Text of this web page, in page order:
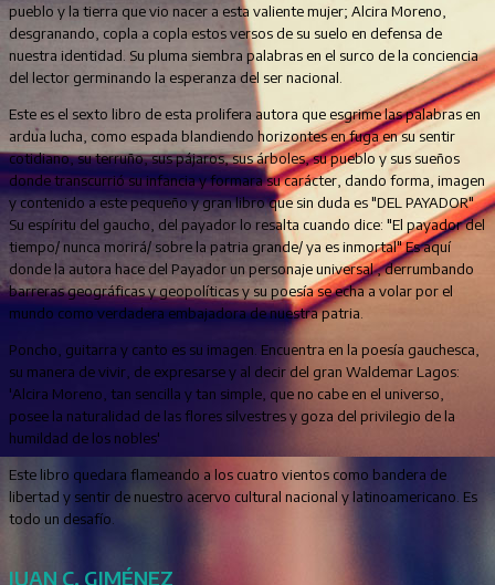
pueblo y la tierra que vio nacer a esta valiente mujer; Alcira Moreno,
desgranando, copla a copla estos versos de su suelo en defensa de
nuestra identidad. Su pluma siembra palabras en el surco de la conciencia
del lector germinando la esperanza del ser nacional.
Este es el sexto libro de esta prolifera autora que esgrime las palabras en
ardua lucha, como espada blandiendo horizontes en fuga en su sentir
cotidiano, su terruño, sus pájaros, sus árboles, su pueblo y sus sueños
donde transcurrió su infancia y formara su carácter, dando forma, imagen
y contenido a este pequeño y gran libro que sin duda es "DEL PAYADOR"
Su espíritu del gaucho, del payador lo resalta cuando dice: "El payador del
tiempo/ nunca morirá/ sobre la patria grande/ ya es inmortal" Es aquí
donde la autora hace del Payador un personaje universal , derrumbando
barreras geográficas y geopolíticas y su poesía se echa a volar por el
mundo como verdadera embajadora de nuestra patria.
Poncho, guitarra y canto es su imagen. Encuentra en la poesía gauchesca,
su manera de vivir, de expresarse y al decir del gran Waldemar Lagos:
'Alcira Moreno, tan sencilla y tan simple, que no cabe en el universo,
posee la naturalidad de las flores silvestres y goza del privilegio de la
humildad de los nobles'
Este libro quedara flameando a los cuatro vientos como bandera de
libertad y sentir de nuestro acervo cultural nacional y latinoamericano. Es
todo un desafío.
JUAN C. GIMÉNEZ